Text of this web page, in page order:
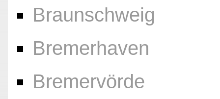
Braunschweig
Bremerhaven
Bremervörde